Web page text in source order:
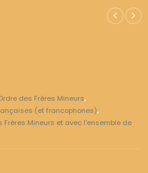
des Frères Mineurs,
(et francophones),
Frères Mineurs et avec l'ensemble de